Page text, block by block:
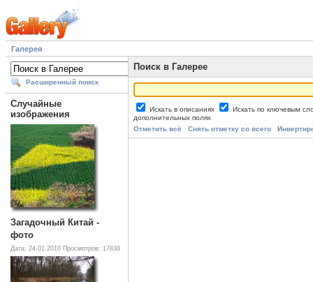
Галерея
Расширенный поиск
Случайные
изображения
Загадочный Китай -
фото
Дата: 24.01.2010 Просмотров: 17838
Поиск в Галерее
Искать в описаниях
Искать по ключевым
дополнительных полях
Отметить всё
Снять отметку со всего